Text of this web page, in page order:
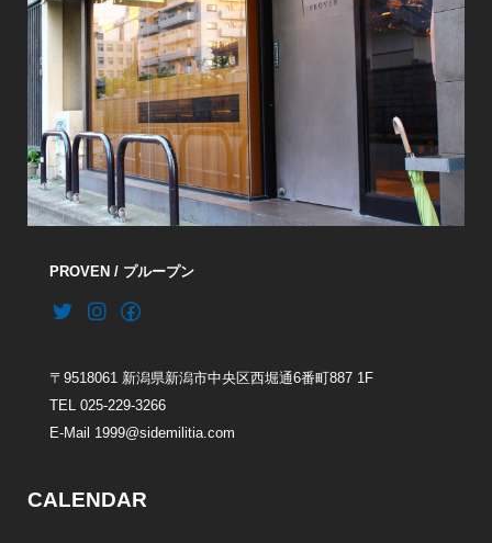
PROVEN / プループン
〒9518061 新潟県新潟市中央区西堀通6番町887 1F
TEL 025-229-3266
E-Mail 1999@sidemilitia.com
CALENDAR